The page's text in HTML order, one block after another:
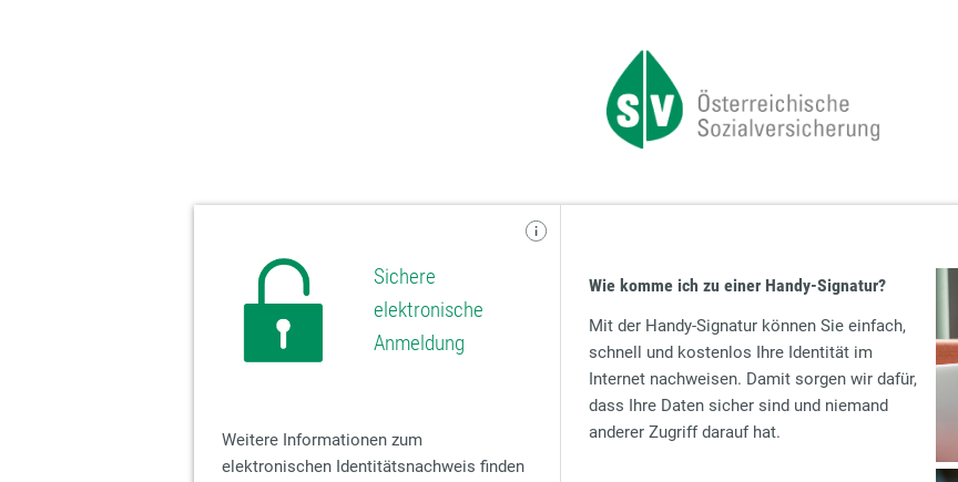
Sichere
elektronische
Anmeldung
Weitere Informationen zum
elektronischen Identitätsnachweis finden
Wie komme ich zu einer Handy-Signatur?
Mit der Handy-Signatur können Sie einfach,
schnell und kostenlos Ihre Identität im
Internet nachweisen. Damit sorgen wir dafür,
dass Ihre Daten sicher sind und niemand
anderer Zugriff darauf hat.